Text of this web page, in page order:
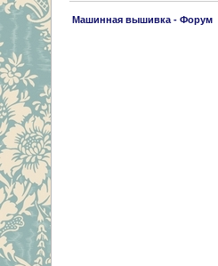
Машинная вышивка - Форум